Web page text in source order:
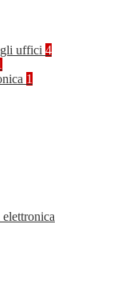
uffici 4
1